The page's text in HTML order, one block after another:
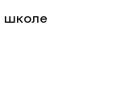
школе